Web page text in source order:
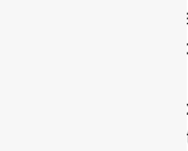
donde
usa
Toma
el fin de